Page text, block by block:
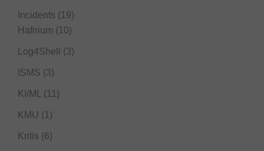
Incidents (19)
Hafnium (10)
Log4Shell (3)
ISMS (3)
KI/ML (11)
KMU (1)
Kritis (6)